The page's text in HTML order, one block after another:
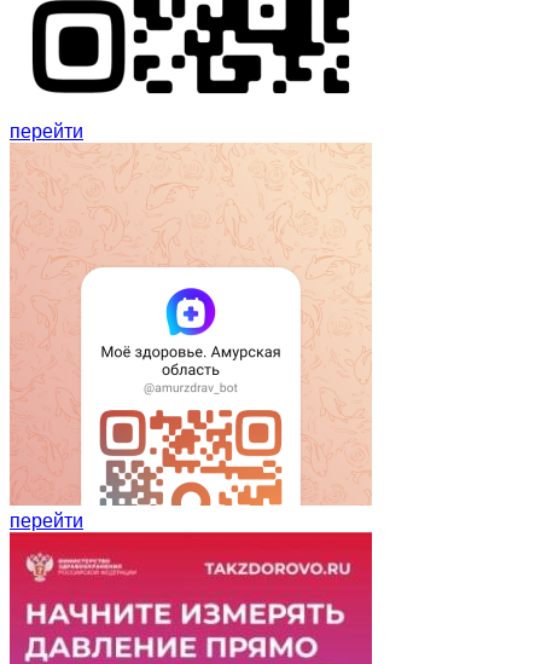
перейти
перейти